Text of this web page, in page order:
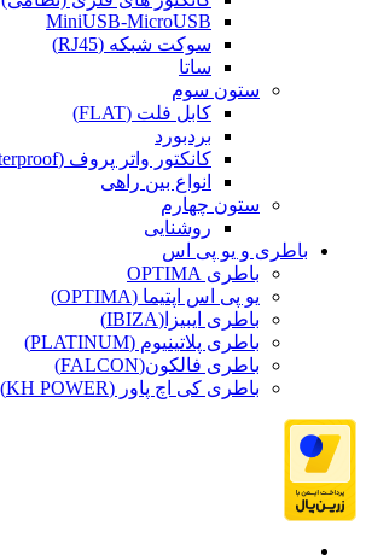
MiniUSB-MicroUSB
سوکت شبکه (RJ45)
ساتا
ستون سوم
کابل فلت (FLAT)
بردبورد
کانکتور واتر پروف (Waterproof)
انواع بین راهی
ستون چهارم
روشنایی
باطری و یو پی اس
باطری OPTIMA
یو پی اس اپتیما (OPTIMA)
باطری ایبیزا(IBIZA)
باطری پلاتینیوم (PLATINUM)
باطری فالکون(FALCON)
باطری کی اچ پاور (KH POWER)